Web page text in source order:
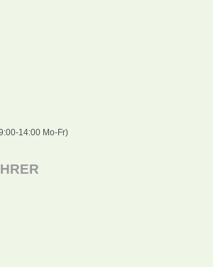
14:00 Mo-Fr)